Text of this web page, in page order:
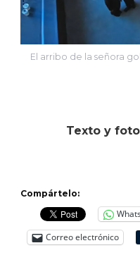
El arribo de la señora
Texto y
Compártelo:
Correo electrónico